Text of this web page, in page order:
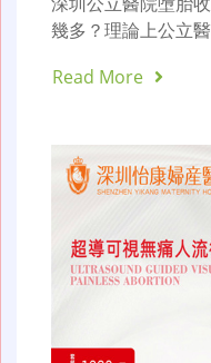
幾多？理論上公立
Read More